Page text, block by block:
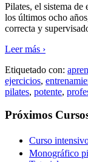
Pilates, el sistema de
los últimos ocho
correcta y
Leer más ›
Etiquetado con:
ejercicios,
pilates, potente,
Próximos
Curso
Monográfico